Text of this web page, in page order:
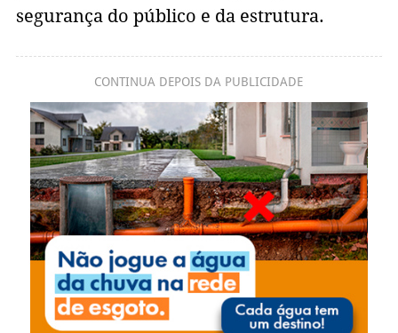
segurança do público e da estrutura.
CONTINUA DEPOIS DA PUBLICIDADE